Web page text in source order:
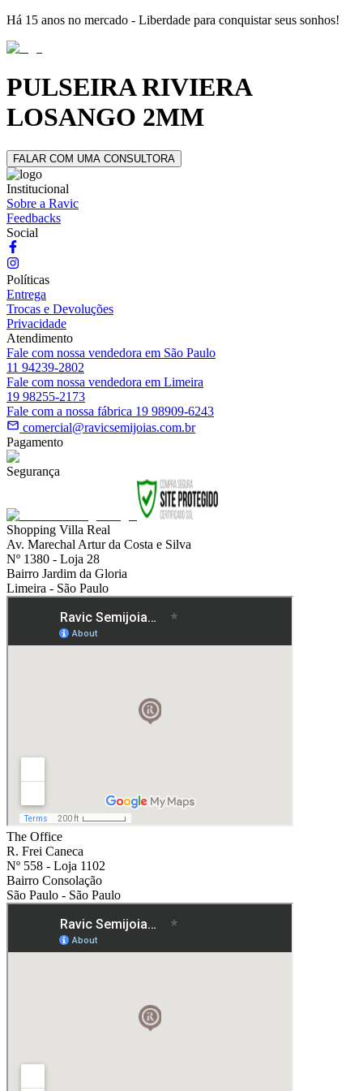
Há 15 anos no mercado - Liberdade para conquistar seus sonhos!
PULSEIRA RIVIERA
LOSANGO 2MM
FALAR COM UMA CONSULTORA
Institucional
Sobre a Ravic
Feedbacks
Social
Políticas
Entrega
Trocas e Devoluções
Privacidade
Atendimento
Fale com nossa vendedora em São Paulo
11 94239-2802
Fale com nossa vendedora em Limeira
19 98255-2173
Fale com a nossa fábrica 19 98909-6243
comercial@ravicsemijoias.com.br
Pagamento
Segurança
Shopping Villa Real
Av. Marechal Artur da Costa e Silva
Nº 1380 - Loja 28
Bairro Jardim da Gloria
Limeira - São Paulo
The Office
R. Frei Caneca
Nº 558 - Loja 1102
Bairro Consolação
São Paulo - São Paulo